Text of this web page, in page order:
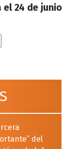
24 de junio
del